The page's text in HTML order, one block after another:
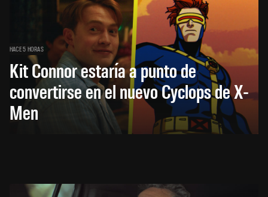
HACE 5 HORAS
Kit Connor estaría a punto de
convertirse en el nuevo Cyclops de X-
Men